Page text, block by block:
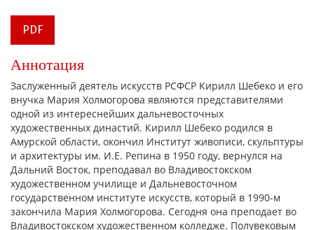
PDF
Аннотация
Заслуженный деятель искусств РСФСР Кирилл Шебеко и его
внучка Мария Холмогорова являются представителями
одной из интереснейших дальневосточных
художественных династий. Кирилл Шебеко родился в
Амурской области, окончил Институт живописи, скульптуры
и архитектуры им. И.Е. Репина в 1950 году, вернулся на
Дальний Восток, преподавал во Владивостокском
художественном училище и Дальневосточном
государственном институте искусств, который в 1990-м
закончила Мария Холмогорова. Сегодня она преподает во
Владивостокском художественном колледже. Полувековым